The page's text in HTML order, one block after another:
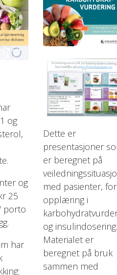
og
og
25
porto
har
Dette er
presentasjoner
er beregnet på
med pasienter, for
opplæring i
og insulindosering.
Materialet er
beregnet på bruk
sammen med